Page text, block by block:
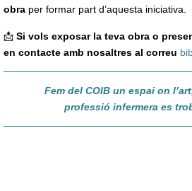
obra per formar part d’aquesta iniciativa.
📩 Si vols exposar la teva obra o
en contacte amb nosaltres al correu
Fem del COIB un espai on
professió infermera es